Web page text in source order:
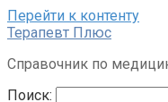
Перейти к контенту
Терапевт Плюс
Справочник по
Поиск: